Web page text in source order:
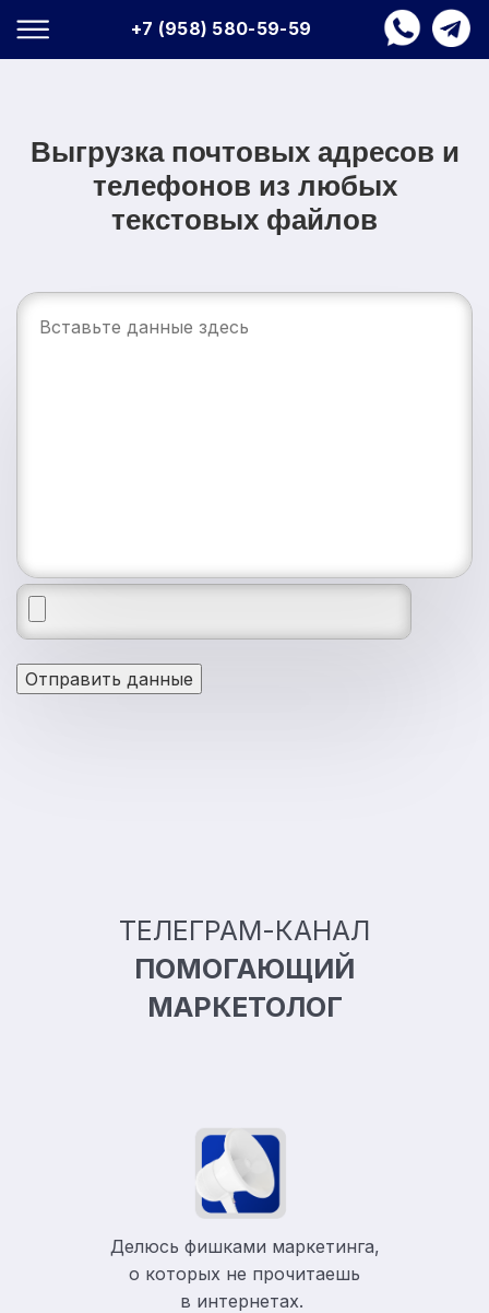
+7 (958) 580-59-59
Выгрузка почтовых адресов и
телефонов из любых
текстовых файлов
Отправить данные
ТЕЛЕГРАМ-КАНАЛ
ПОМОГАЮЩИЙ
МАРКЕТОЛОГ
Делюсь фишками маркетинга,
о которых не прочитаешь
в интернетах.